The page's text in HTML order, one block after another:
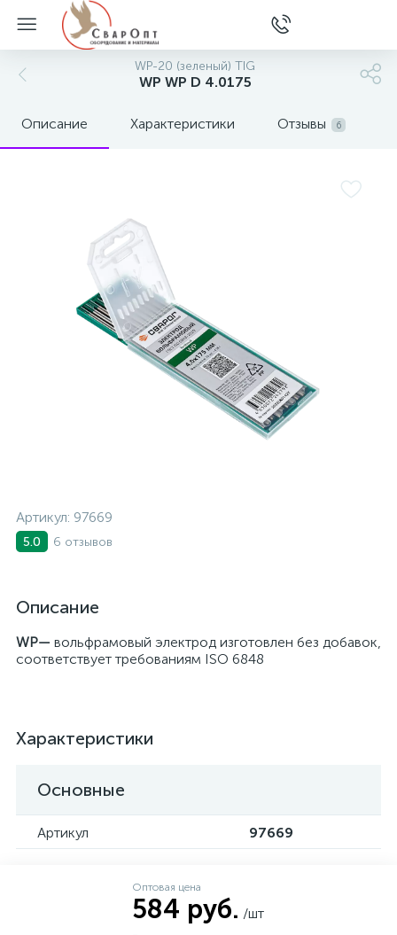
WP-20 (зеленый) TIG
WP WP D 4.0175
Описание Характеристики Отзывы 6
Артикул: 97669
5.0 6 отзывов
Описание
WP— вольфрамовый электрод изготовлен без добавок,
соответствует требованиям ISO 6848
Характеристики
Основные
Артикул 97669
Оптовая цена
584 руб. /шт